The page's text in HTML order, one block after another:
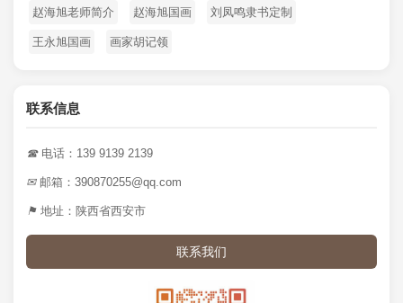
赵海旭老师简介 赵海旭国画 刘凤鸣隶书定制
王永旭国画 画家胡记领
联系信息
☎电话：139 9139 2139
✉邮箱：390870255@qq.com
⚑ 地址：陕西省西安市
联系我们